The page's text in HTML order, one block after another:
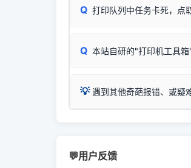
：Canon G3820、
咱几乎每天都在远程帮网友
检查操作面板上是否有类
若打印机本身带有网口/WiFi
（备选方案）通过"网络打印
⚠️ ARM架构笔记本提醒：
X86/X64 驱动将无法兼容，
Q 打印队列中任务卡死，点
Q 本站自研的"打印机工具
一键重启打印服务，清除
智能扫描并查看打印机当
💡 遇到其他奇葩报错、或疑
💬用户反馈